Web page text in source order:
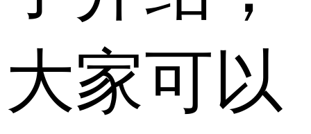
大家可以